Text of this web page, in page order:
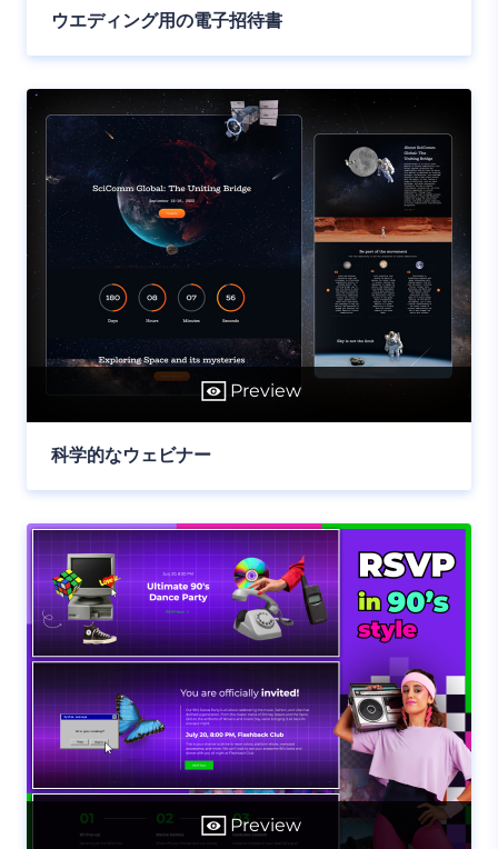
ウエディング用の電子招待書
Preview
科学的なウェビナー
Preview